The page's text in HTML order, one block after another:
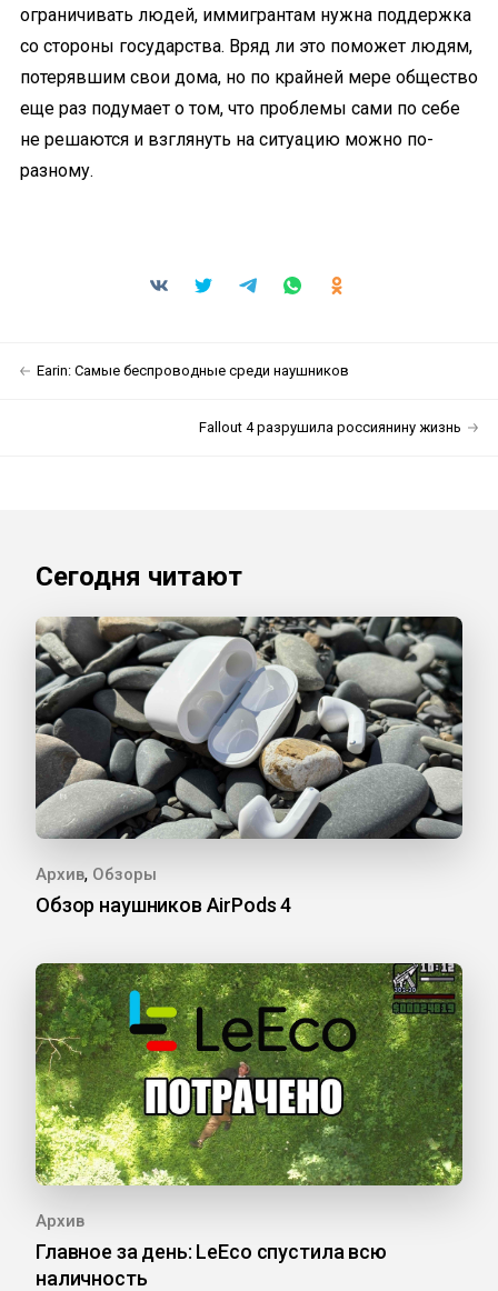
ограничивать людей, иммигрантам нужна поддержка
со стороны государства. Вряд ли это поможет людям,
потерявшим свои дома, но по крайней мере общество
еще раз подумает о том, что проблемы сами по себе
не решаются и взглянуть на ситуацию можно по-
разному.
Earin: Самые беспроводные среди наушников
Fallout 4 разрушила россиянину жизнь
Сегодня читают
Архив, Обзоры
Обзор наушников AirPods 4
Архив
Главное за день: LeEco спустила всю
наличность